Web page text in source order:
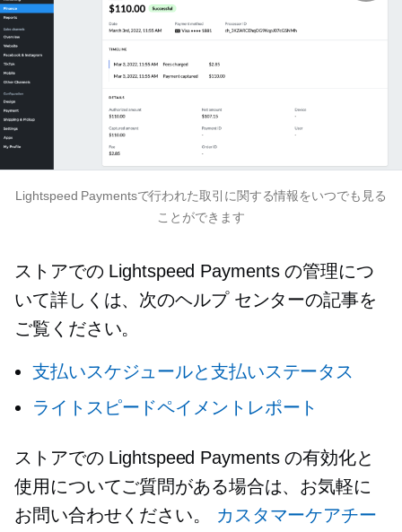
Lightspeed Paymentsで行われた取引に関する情報をいつでも見る
ことができます
ストアでの Lightspeed Payments の管理につ
いて詳しくは、次のヘルプ センターの記事を
ご覧ください。
支払いスケジュールと支払いステータス
ライトスピードペイメントレポート
ストアでの Lightspeed Payments の有効化と
使用についてご質問がある場合は、お気軽に
お問い合わせください。 カスタマーケアチー